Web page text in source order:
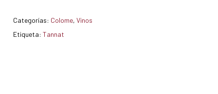
Categorías: Colome, Vinos
Etiqueta: Tannat